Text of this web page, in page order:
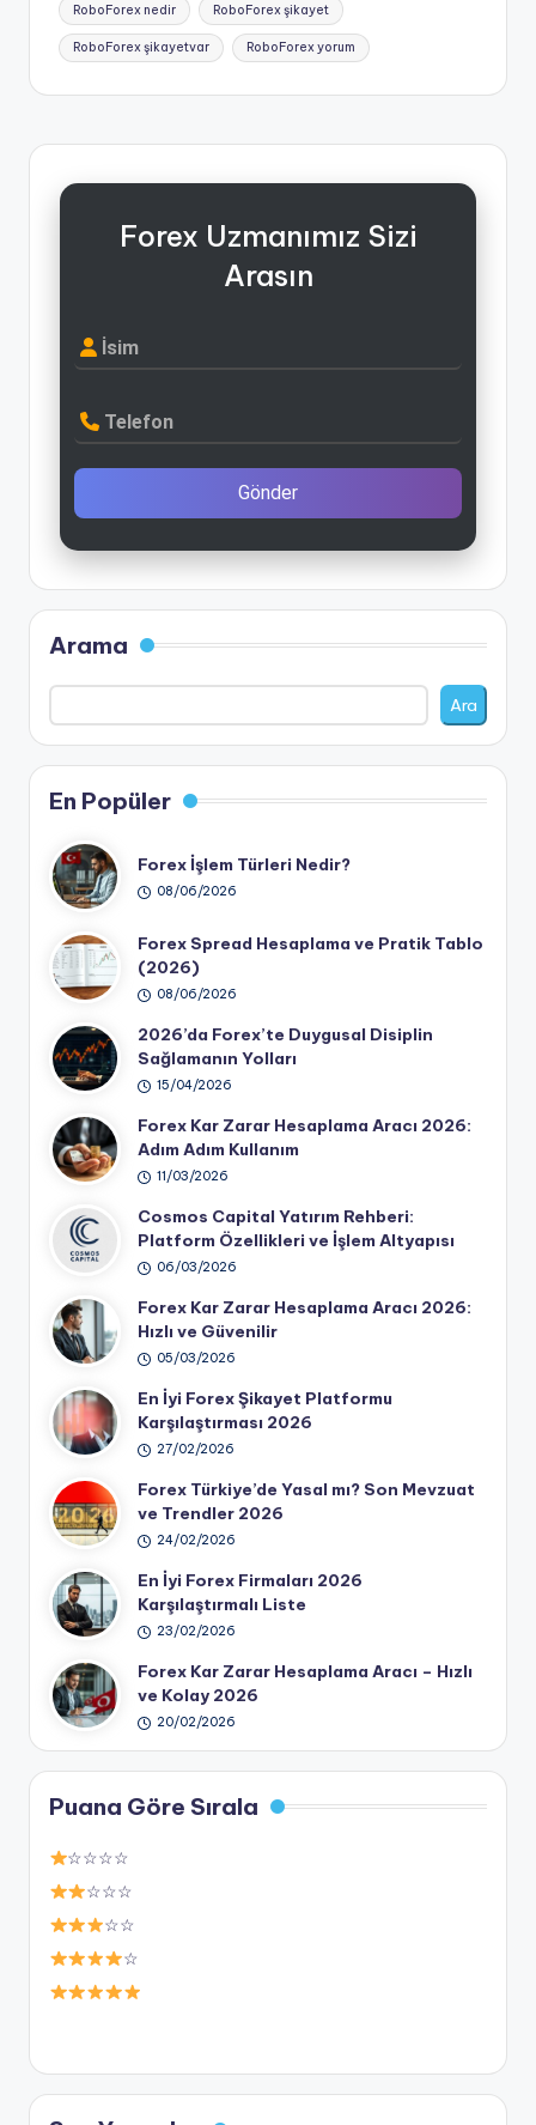
RoboForex nedir RoboForex şikayet
RoboForex şikayetvar RoboForex yorum
Forex Uzmanımız Sizi
Arasın
İsim
Telefon
Gönder
Arama
Ara
En Popüler
Forex İşlem Türleri Nedir?
08/06/2026
Forex Spread Hesaplama ve Pratik Tablo
(2026)
08/06/2026
2026’da Forex’te Duygusal Disiplin
Sağlamanın Yolları
15/04/2026
Forex Kar Zarar Hesaplama Aracı 2026:
Adım Adım Kullanım
11/03/2026
Cosmos Capital Yatırım Rehberi:
Platform Özellikleri ve İşlem Altyapısı
06/03/2026
Forex Kar Zarar Hesaplama Aracı 2026:
Hızlı ve Güvenilir
05/03/2026
En İyi Forex Şikayet Platformu
Karşılaştırması 2026
27/02/2026
Forex Türkiye’de Yasal mı? Son Mevzuat
ve Trendler 2026
24/02/2026
En İyi Forex Firmaları 2026
Karşılaştırmalı Liste
23/02/2026
Forex Kar Zarar Hesaplama Aracı – Hızlı
ve Kolay 2026
20/02/2026
Puana Göre Sırala
☆☆☆☆
☆☆☆
☆☆
☆